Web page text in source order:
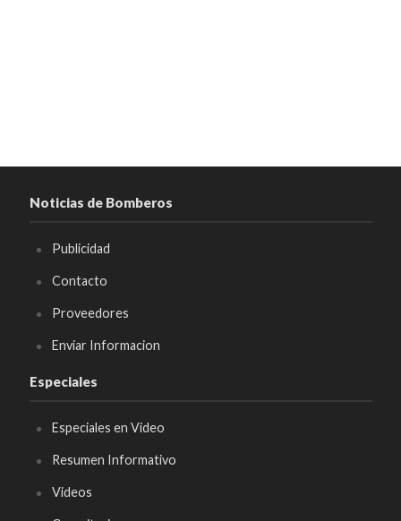
Noticias de Bomberos
Publicidad
Contacto
Proveedores
Enviar Informacion
Especiales
Especiales en Video
Resumen Informativo
Videos